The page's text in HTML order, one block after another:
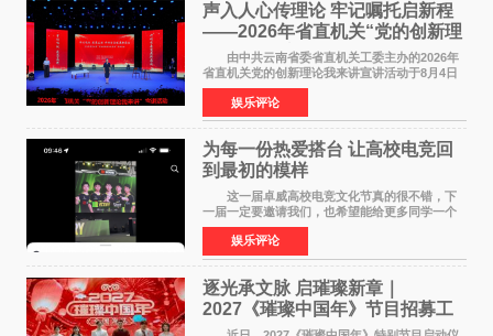
声入人心传理论 牢记嘱托启新程
——2026年省直机关“党的创新理
论我来讲”宣讲活动圆满落幕
由中共云南省委省直机关工委主办的2026年
省直机关党的创新理论我来讲宣讲活动于8月4日
至5日在昆明举办。活动以 "牢记嘱托 感恩奋进
开创云南发展新局面 "为主题，坚持以新时代中国
特色社会主义
娱乐评论
为每一份热爱搭台 让高校电竞回
到最初的模样
这一届卓威高校电竞文化节真的很不错，下
一届一定要邀请我们，也希望能给更多同学一个
来到现场的机会。 2026卓威高校电竞文化节
已经落下帷幕，在活动结束后，仍有不少高校电
竞社负责人和现
娱乐评论
逐光承文脉 启璀璨新章｜
2027《璀璨中国年》节目招募工
作圆满启动